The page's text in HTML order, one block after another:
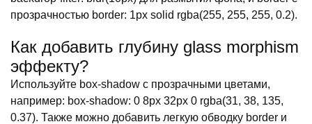
прозрачностью border: 1px solid rgba(255, 255, 255, 0.2).
Как добавить глубину glass morphism
эффекту?
Используйте box-shadow с прозрачными цветами,
например: box-shadow: 0 8px 32px 0 rgba(31, 38, 135,
0.37). Также можно добавить легкую обводку border и